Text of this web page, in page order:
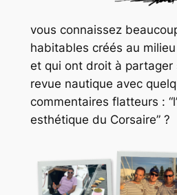
vous connaissez
habitables créés au
et qui ont droit à partager
revue nautique avec
commentaires flatteurs :
esthétique du Corsaire” ?